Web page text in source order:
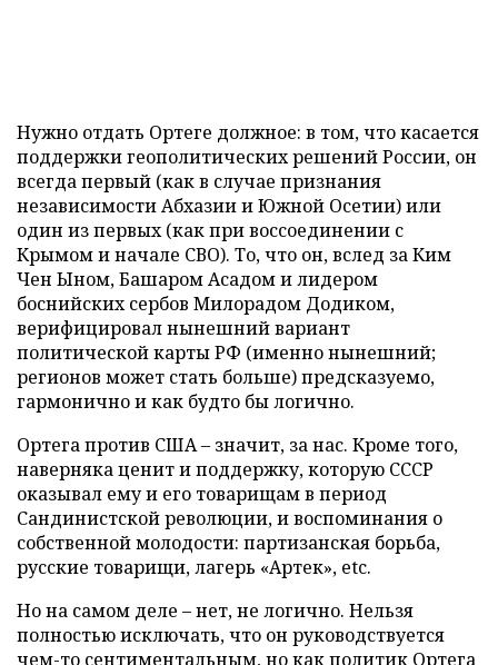
Нужно отдать Ортеге должное: в том, что касается
поддержки геополитических решений России, он
всегда первый (как в случае признания
независимости Абхазии и Южной Осетии) или
один из первых (как при воссоединении с
Крымом и начале СВО). То, что он, вслед за Ким
Чен Ыном, Башаром Асадом и лидером
боснийских сербов Милорадом Додиком,
верифицировал нынешний вариант
политической карты РФ (именно нынешний;
регионов может стать больше) предсказуемо,
гармонично и как будто бы логично.
Ортега против США – значит, за нас. Кроме того,
наверняка ценит и поддержку, которую СССР
оказывал ему и его товарищам в период
Сандинистской революции, и воспоминания о
собственной молодости: партизанская борьба,
русские товарищи, лагерь «Артек», etc.
Но на самом деле – нет, не логично. Нельзя
полностью исключать, что он руководствуется
чем-то сентиментальным, но как политик Ортега